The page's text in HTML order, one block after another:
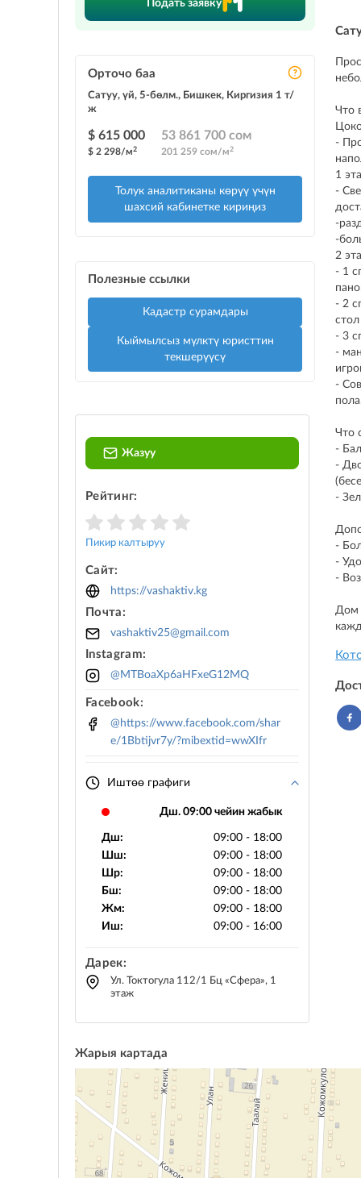
Подать заявку
Орточо баа
Сатуу, үй, 5-бөлм., Бишкек, Киргизия 1 т/
ж
$ 615 000
$ 2 298/м2
53 861 700 сом
201 259 сом/м2
Толук аналитиканы көрүү үчүн
шахсий кабинетке кириңиз
Полезные ссылки
Кадастр сурамдары
Кыймылсыз мүлктү юристтин
текшерүүсү
Жазуу
Рейтинг:
Пикир калтыруу
Сайт:
https://vashaktiv.kg
Почта:
vashaktiv25@gmail.com
Instagram:
@MTBoaXp6aHFxeG12MQ
Facebook:
@https://www.facebook.com/shar
e/1Bbtijvr7y/?mibextid=wwXIfr
Иштөө графиги
Дш. 09:00 чейин жабык
Дш:
09:00 - 18:00
Шш:
09:00 - 18:00
Шр:
09:00 - 18:00
Бш:
09:00 - 18:00
Жм:
09:00 - 18:00
Иш:
09:00 - 16:00
Дарек:
Ул. Токтогула 112/1 Бц «Сфера», 1
этаж
Что
-
1
-
-
-
2
- 1
- 2
- 3
-
-
Что
-
-
-
-
-
-
Дом
Жарыя картада